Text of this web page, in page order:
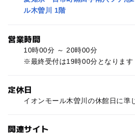
ル木曽川 1階
営業時間
10時00分 ～ 20時00分
※最終受付は19時00分となります
定休日
イオンモール木曽川の休館日に準
関連サイト